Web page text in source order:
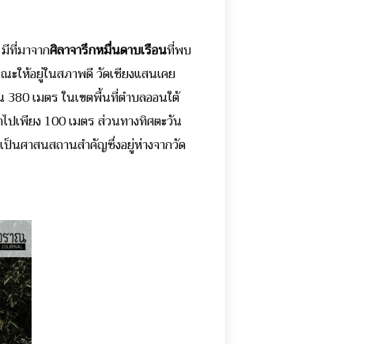
ที่มาจากศิลาจารึกหมื่นดาบเรือนที่พบ
ะให้อยู่ในสภาพดี วัดเชียงแสนเคย
380 เมตร ในเขตพื้นที่ตำบลออนใต้
ปเพียง 100 เมตร ส่วนทางทิศตะวัน
นศาสนสถานสำคัญซึ่งอยู่ห่างจากวัด